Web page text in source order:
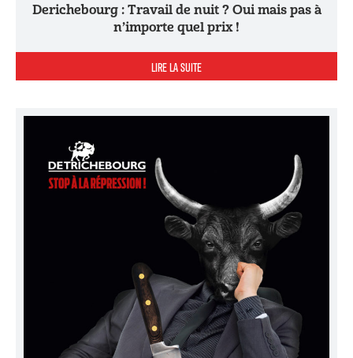
Derichebourg : Travail de nuit ? Oui mais pas à
n’importe quel prix !
LIRE LA SUITE